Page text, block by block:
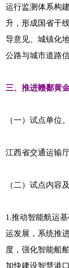
运行监测体系构
升，形成国省干
导意见、城镇化
公路与城市道路
三、推进赣鄱黄
（一）试点单位。
江西省交通运输厅
（二）试点内容
1.推动智能航运
运发展，系统推
度，强化智能船
加快建设智慧港